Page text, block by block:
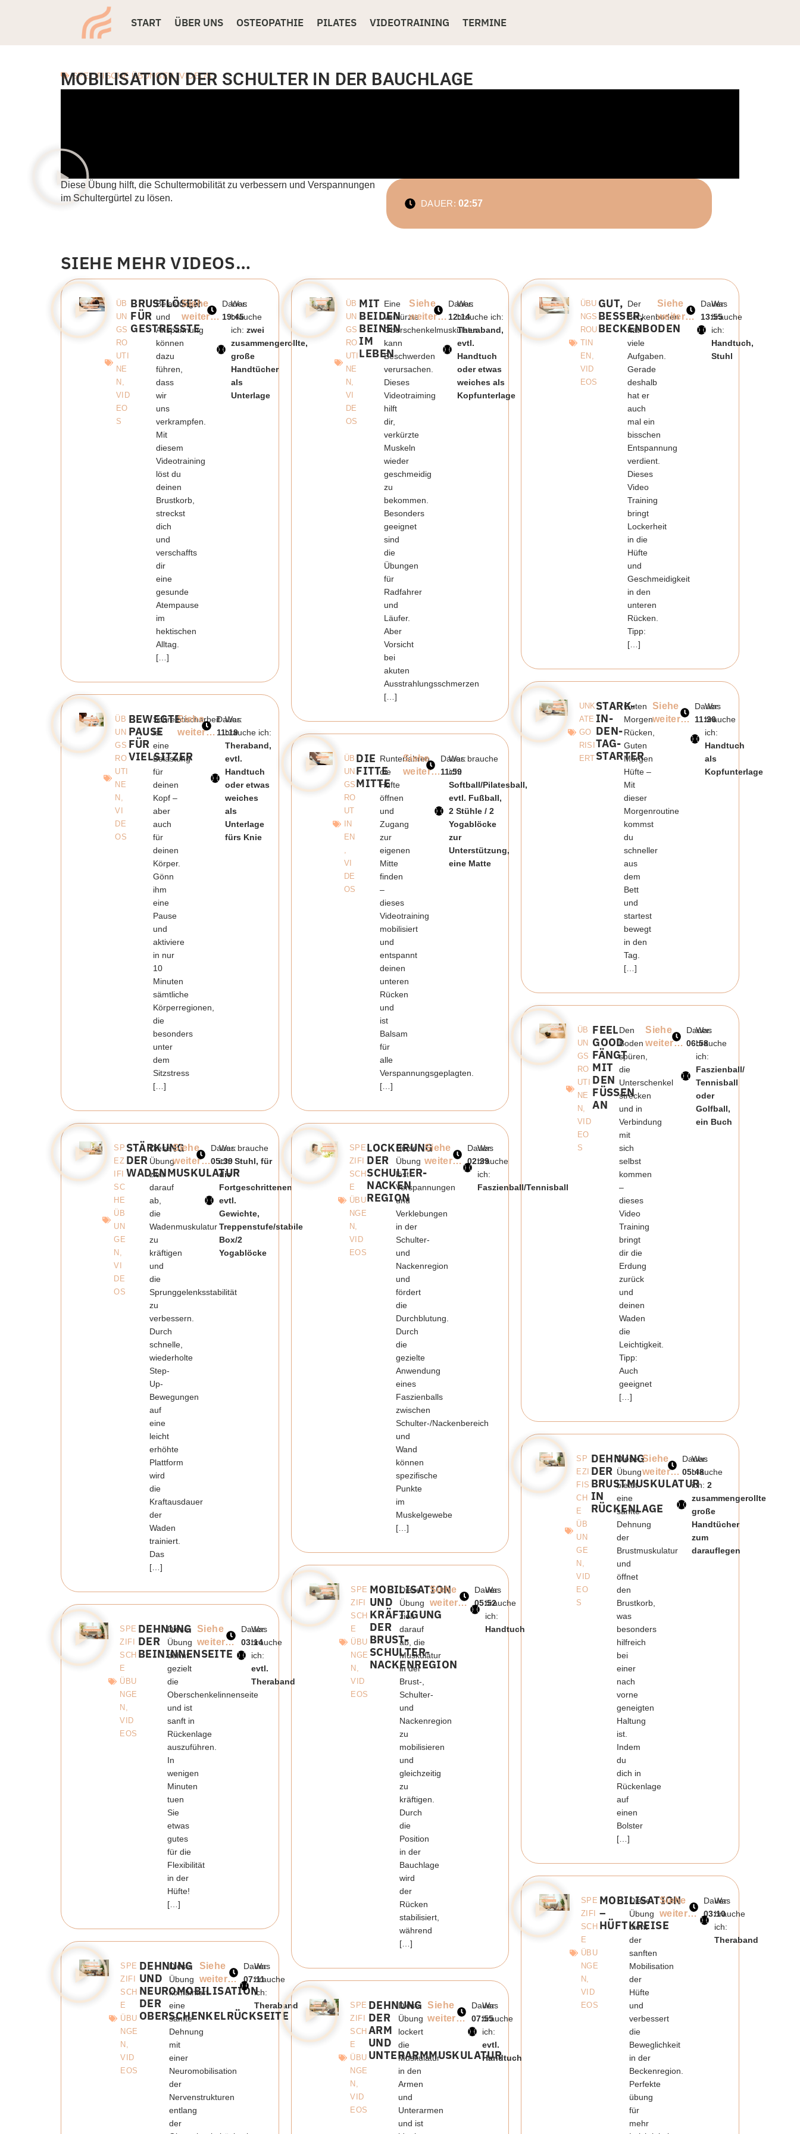
START ÜBER UNS OSTEOPATHIE PILATES VIDEOTRAINING TERMINE
SPEZIFISCHE ÜBUNGEN,VIDEOS
MOBILISATION DER SCHULTER IN DER BAUCHLAGE
Diese Übung hilft, die Schultermobilität zu verbessern und Verspannungen
im Schultergürtel zu lösen.
DAUER: 02:57
SIEHE MEHR VIDEOS…
ÜB
UN
GS
RO
UTI
NE
N ,
VID
EO
S
BRUSTLÖSER
FÜR
GESTRESSTE
Belastungen
und
Anspannung
können
dazu
führen,
dass
wir
uns
verkrampfen.
Mit
diesem
Videotraining
löst du
deinen
Brustkorb,
streckst
dich
und
verschaffts
dir
eine
gesunde
Atempause
im
hektischen
Alltag.
[…]
Siehe
weiter…
Dauer:
19:45
Was
brauche
ich: zwei
zusammengerollte,
große
Handtücher
als
Unterlage
ÜB
UN
GS
RO
UTI
NE
N,
VI
DE
OS
MIT
BEIDEN
BEINEN
IM
LEBEN
Eine
verkürzte
Oberschenkelmuskulatur
kann
Beschwerden
verursachen.
Dieses
Videotraiming
hilft
dir,
verkürzte
Muskeln
wieder
geschmeidig
zu
bekommen.
Besonders
geeignet
sind
die
Übungen
für
Radfahrer
und
Läufer.
Aber
Vorsicht
bei
akuten
Ausstrahlungsschmerzen
[…]
Siehe
weiter…
Dauer:
12:14
Was
brauche ich:
Theraband,
evtl.
Handtuch
oder etwas
weiches als
Kopfunterlage
ÜBU
NGS
ROU
TIN
EN ,
VID
EOS
GUT,
BESSER,
BECKENBODEN
Der
Beckenboden
hat
viele
Aufgaben.
Gerade
deshalb
hat er
auch
mal ein
bisschen
Entspannung
verdient.
Dieses
Video
Training
bringt
Lockerheit
in die
Hüfte
und
Geschmeidigkeit
in den
unteren
Rücken.
Tipp:
[…]
Siehe
weiter…
Dauer:
13:55
Was
brauche
ich:
Handtuch,
Stuhl
UNK
ATE
GO
RISI
ERT
STARK-
IN-
DEN-
TAG-
STARTER
Guten
Morgen
Rücken,
Guten
Morgen
Hüfte –
Mit
dieser
Morgenroutine
kommst
du
schneller
aus
dem
Bett
und
startest
bewegt
in den
Tag.
[…]
Siehe
weiter…
Dauer:
11:36
Was
brauche
ich:
Handtuch
als
Kopfunterlage
ÜB
UN
GS
RO
UTI
NE
N ,
VI
DE
OS
BEWEGTE
PAUSE
FÜR
VIELSITZER
Schreibtischarbeit
ist
eine
Belastung
für
deinen
Kopf –
aber
auch
für
deinen
Körper.
Gönn
ihm
eine
Pause
und
aktiviere
in nur
10
Minuten
sämtliche
Körperregionen,
die
besonders
unter
dem
Sitzstress
[…]
Siehe
weiter…
Dauer:
11:19
Was
brauche ich:
Theraband,
evtl.
Handtuch
oder etwas
weiches
als
Unterlage
fürs Knie
ÜB
UN
GS
RO
UT
IN
EN
,
VI
DE
OS
DIE
FITTE
MITTE
Runterfahren,
die
Hüfte
öffnen
und
Zugang
zur
eigenen
Mitte
finden
–
dieses
Videotraining
mobilisiert
und
entspannt
deinen
unteren
Rücken
und
ist
Balsam
für
alle
Verspannungsgeplagten.
[…]
Siehe
weiter…
Dauer:
11:59
Was brauche
ich:
Softball/Pilatesball,
evtl. Fußball,
2 Stühle / 2
Yogablöcke
zur
Unterstützung,
eine Matte
ÜB
UN
GS
RO
UTI
NE
N,
VID
EO
S
FEEL
GOOD
FÄNGT
MIT
DEN
FÜSSEN A
N
Den
Boden
spüren,
die
Unterschenkel
strecken
und in
Verbindung
mit
sich
selbst
kommen
–
dieses
Video
Training
bringt
dir die
Erdung
zurück
und
deinen
Waden
die
Leichtigkeit.
Tipp:
Auch
geeignet
[…]
Siehe
weiter…
Dauer:
06:58
Was
brauche
ich:
Faszienball/
Tennisball
oder
Golfball,
ein Buch
SP
EZ
IFI
SC
HE
ÜB
UN
GE
N ,
VI
DE
OS
STÄRKUNG
DER
WADENMUSKULATUR
Diese
Übung
zielt
darauf
ab,
die
Wadenmuskulatur
zu
kräftigen
und
die
Sprunggelenksstabilität
zu
verbessern.
Durch
schnelle,
wiederholte
Step-
Up-
Bewegungen
auf
eine
leicht
erhöhte
Plattform
wird
die
Kraftausdauer
der
Waden
trainiert.
Das
[…]
Siehe
weiter…
Dauer:
05:39
Was brauche
ich:Stuhl, für
die
Fortgeschrittenen
evtl.
Gewichte,
Treppenstufe/stabile
Box/2
Yogablöcke
SPE
ZIFI
SCH
E
ÜBU
NGE
N,
VID
EOS
LOCKERUNG
DER
SCHULTER-
NACKEN
REGION
Diese
Übung
löst
Verspannungen
und
Verklebungen
in der
Schulter-
und
Nackenregion
und
fördert
die
Durchblutung.
Durch
die
gezielte
Anwendung
eines
Faszienballs
zwischen
Schulter-/Nackenbereich
und
Wand
können
spezifische
Punkte
im
Muskelgewebe
[…]
Siehe
weiter…
Dauer:
02:39
Was
brauche
ich:
Faszienball/Tennisball
SP
EZI
FIS
CH
E
ÜB
UN
GE
N ,
VID
EO
S
DEHNUNG
DER
BRUSTMUSKULATUR
IN
RÜCKENLAGE
Diese
Übung
bietet
eine
sanfte
Dehnung
der
Brustmuskulatur
und
öffnet
den
Brustkorb,
was
besonders
hilfreich
bei
einer
nach
vorne
geneigten
Haltung
ist.
Indem
du
dich in
Rückenlage
auf
einen
Bolster
[…]
Siehe
weiter…
Dauer:
05:48
Was
brauche
ich: 2
zusammengerollte
große
Handtücher
zum
darauflegen
SPE
ZIFI
SCH
E
ÜBU
NGE
N ,
VID
EOS
MOBILISATION
UND
KRÄFTIGUNG
DER
BRUST-
SCHULTER-
NACKENREGION
Diese
Übung
zielt
darauf
ab, die
Muskulatur
in der
Brust-,
Schulter-
und
Nackenregion
zu
mobilisieren
und
gleichzeitig
zu
kräftigen.
Durch
die
Position
in der
Bauchlage
wird
der
Rücken
stabilisiert,
während
[…]
Siehe
weiter…
Dauer:
05:52
Was
brauche
ich:
Handtuch
SPE
ZIFI
SCH
E
ÜBU
NGE
N ,
VID
EOS
DEHNUNG
DER
BEININNENSEITE
Diese
Übung
dehnt
gezielt
die
Oberschenkelinnenseite
und ist
sanft in
Rückenlage
auszuführen.
In
wenigen
Minuten
tuen
Sie
etwas
gutes
für die
Flexibilität
in der
Hüfte!
[…]
Siehe
weiter…
Dauer:
03:14
Was
brauche
ich:
evtl.
Theraband
SPE
ZIFI
SCH
E
ÜBU
NGE
N,
VID
EOS
MOBILISATION
–
HÜFTKREISE
Diese
Übung
dient
der
sanften
Mobilisation
der
Hüfte
und
verbessert
die
Beweglichkeit
in der
Beckenregion.
Perfekte
übung
für
mehr
Siehe
weiter…
Dauer:
03:10
Was
brauche
ich:
Theraband
SPE
ZIFI
SCH
E
ÜBU
NGE
N ,
VID
EOS
DEHNUNG
UND
NEUROMOBILISATION
DER
OBERSCHENKELRÜCKSEITE
Diese
Übung
kombiniert
eine
sanfte
Dehnung
mit
einer
Neuromobilisation
der
Nervenstrukturen
entlang
der
Siehe
weiter…
Dauer:
07:11
Was
brauche
ich:
Theraband
SPE
ZIFI
SCH
E
ÜBU
NGE
N ,
VID
EOS
DEHNUNG
DER
ARM
UND
UNTERARMMUSKULATUR
Diese
Übung
lockert
die
Muskulatur
in den
Armen
und
Unterarmen
und ist
Siehe
weiter…
Dauer:
07:55
Was
brauche
ich:
evtl.
Handtuch